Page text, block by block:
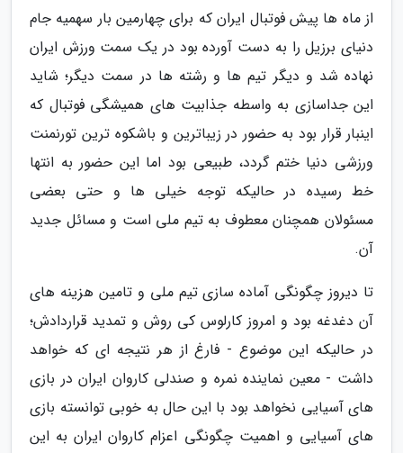
از ماه ها پیش فوتبال ایران که برای چهارمین بار سهمیه جام
دنیای برزیل را به دست آورده بود در یک سمت ورزش ایران
نهاده شد و دیگر تیم ها و رشته ها در سمت دیگر؛ شاید
این جداسازی به واسطه جذابیت های همیشگی فوتبال که
اینبار قرار بود به حضور در زیباترین و باشکوه ترین تورنمنت
ورزشی دنیا ختم گردد، طبیعی بود اما این حضور به انتها
خط رسیده در حالیکه توجه خیلی ها و حتی بعضی
مسئولان همچنان معطوف به تیم ملی است و مسائل جدید
آن.
تا دیروز چگونگی آماده سازی تیم ملی و تامین هزینه های
آن دغدغه بود و امروز کارلوس کی روش و تمدید قراردادش؛
در حالیکه این موضوع - فارغ از هر نتیجه ای که خواهد
داشت - معین نماینده نمره و صندلی کاروان ایران در بازی
های آسیایی نخواهد بود با این حال به خوبی توانسته بازی
های آسیایی و اهمیت چگونگی اعزام کاروان ایران به این